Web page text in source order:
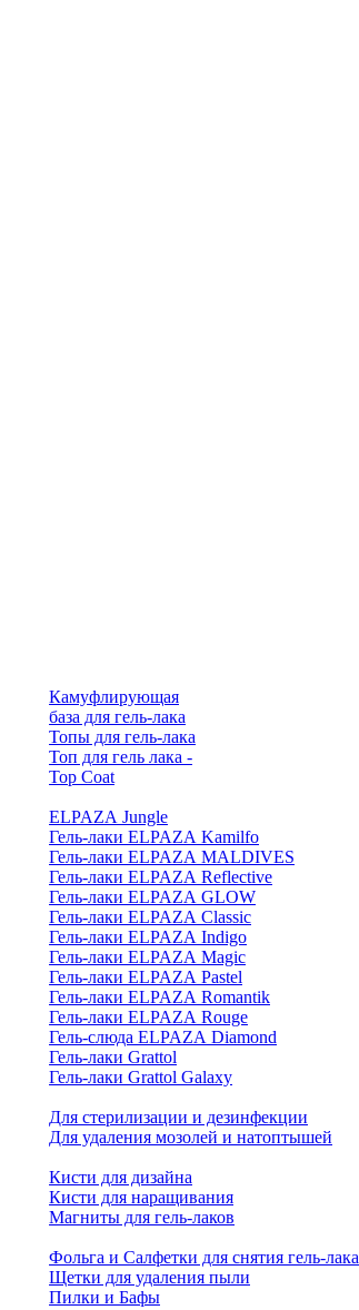
Камуфлирующая
база для гель-лака
Топы для гель-лака
Топ для гель лака -
Top Coat
ELPAZA Jungle
Гель-лаки ELPAZA Kamilfo
Гель-лаки ELPAZA MALDIVES
Гель-лаки ELPAZA Reflective
Гель-лаки ELPAZA GLOW
Гель-лаки ELPAZA Classic
Гель-лаки ELPAZA Indigo
Гель-лаки ELPAZA Magic
Гель-лаки ELPAZA Pastel
Гель-лаки ELPAZA Romantik
Гель-лаки ELPAZA Rouge
Гель-слюда ELPAZA Diamond
Гель-лаки Grattol
Гель-лаки Grattol Galaxy
Для стерилизации и дезинфекции
Для удаления мозолей и натоптышей
Кисти для дизайна
Кисти для наращивания
Магниты для гель-лаков
Фольга и Салфетки для снятия гель-лака
Щетки для удаления пыли
Пилки и Бафы